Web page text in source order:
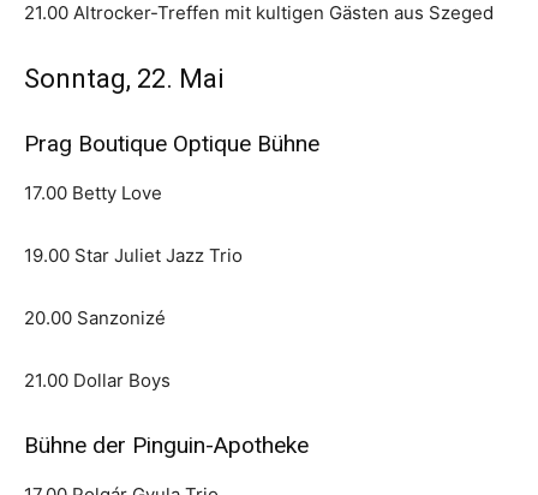
21.00 Altrocker-Treffen mit kultigen Gästen aus Szeged
Sonntag, 22. Mai
Prag Boutique Optique Bühne
17.00 Betty Love
19.00 Star Juliet Jazz Trio
20.00 Sanzonizé
21.00 Dollar Boys
Bühne der Pinguin-Apotheke